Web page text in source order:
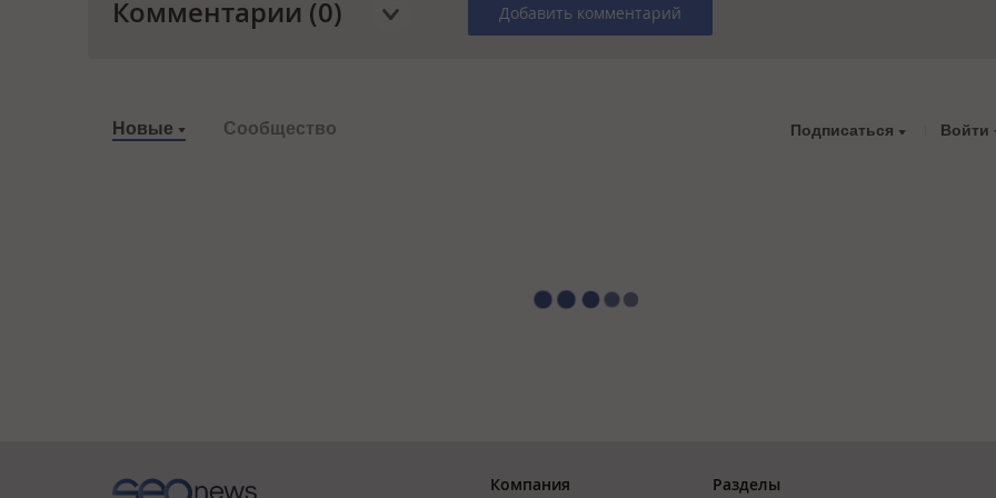
Комментарии (0) Добавить комментарий
Новые Сообщество Подписаться Войти
Компания Разделы